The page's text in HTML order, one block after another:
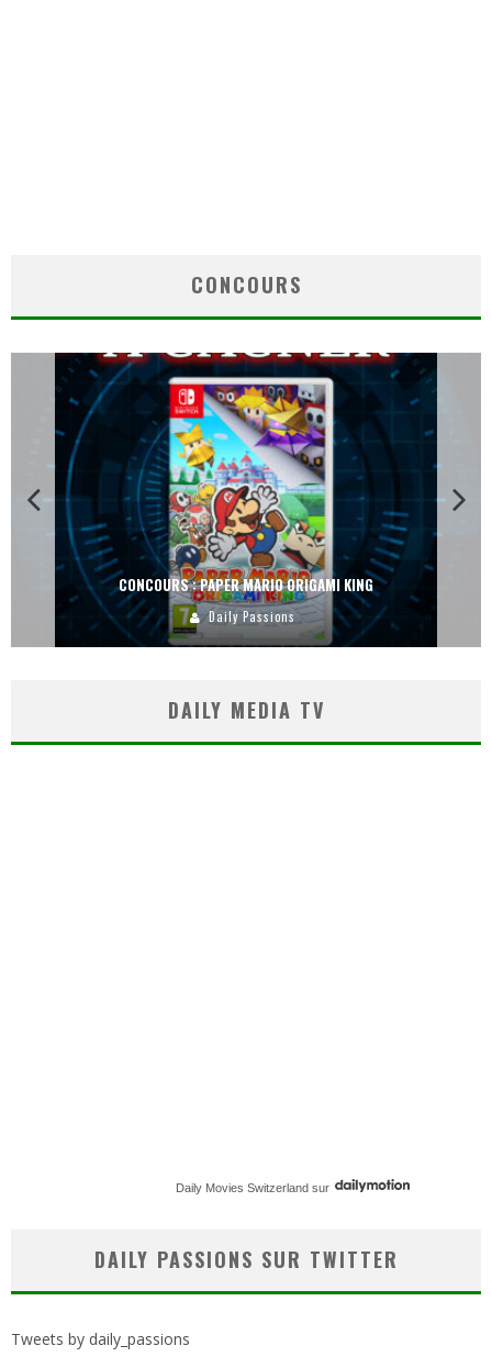
CONCOURS
CONCOURS : DREAMS SUR PS4
Carlos Mühlig
DAILY MEDIA TV
Daily Movies Switzerland sur
DAILY PASSIONS SUR TWITTER
Tweets by daily_passions